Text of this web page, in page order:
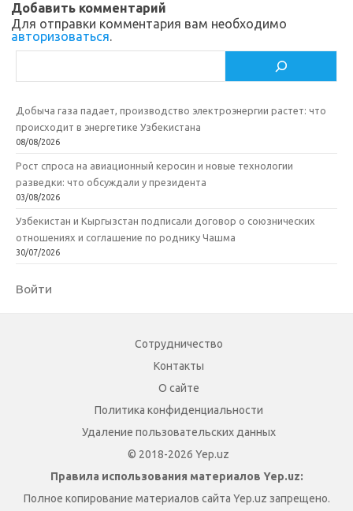
i
k
k
и
т
Добавить комментарий
Для отправки комментария вам необходимо
авторизоваться.
Добыча газа падает, производство электроэнергии растет: что
происходит в энергетике Узбекистана
08/08/2026
Рост спроса на авиационный керосин и новые технологии
разведки: что обсуждали у президента
03/08/2026
Узбекистан и Кыргызстан подписали договор о союзнических
отношениях и соглашение по роднику Чашма
30/07/2026
Войти
Сотрудничество
Контакты
О сайте
Политика конфиденциальности
Удаление пользовательских данных
© 2018-2026 Yep.uz
Правила использования материалов Yep.uz:
Полное копирование материалов сайта Yep.uz запрещено.